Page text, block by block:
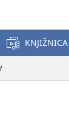
KNJIŽNICA